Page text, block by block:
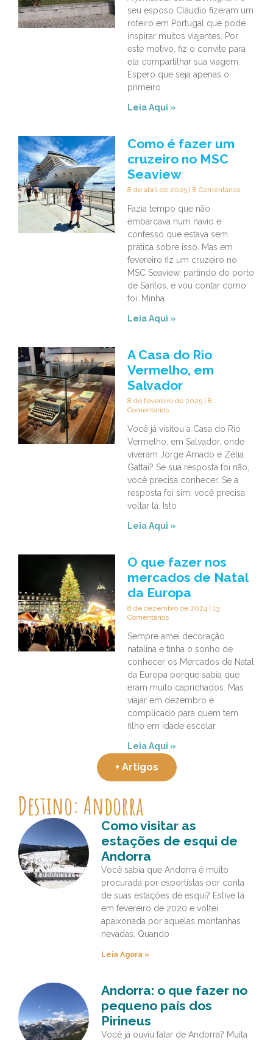
seu esposo Cláudio fizeram um
roteiro em Portugal que pode
inspirar muitos viajantes. Por
este motivo, fiz o convite para
ela compartilhar sua viagem.
Espero que seja apenas o
primeiro
Leia Aqui »
Como é fazer um
cruzeiro no MSC
Seaview
8 de abril de 2025 8 Comentários
Fazia tempo que não
embarcava num navio e
confesso que estava sem
prática sobre isso. Mas em
fevereiro fiz um cruzeiro no
MSC Seaview, partindo do porto
de Santos, e vou contar como
foi. Minha
Leia Aqui »
A Casa do Rio
Vermelho, em
Salvador
8 de fevereiro de 2025
8
Comentários
Você já visitou a Casa do Rio
Vermelho, em Salvador, onde
viveram Jorge Amado e Zélia
Gattai? Se sua resposta foi não,
você precisa conhecer. Se a
resposta foi sim, você precisa
voltar lá. Isto
Leia Aqui »
O que fazer nos
mercados de Natal
da Europa
8 de dezembro de 2024
13
Comentários
Sempre amei decoração
natalina e tinha o sonho de
conhecer os Mercados de Natal
da Europa porque sabia que
eram muito caprichados. Mas
viajar em dezembro é
complicado para quem tem
filho em idade escolar.
Leia Aqui »
+ Artigos
Destino: Andorra
Como visitar as
estações de esqui de
Andorra
Você sabia que Andorra é muito
procurada por esportistas por conta
de suas estações de esqui? Estive lá
em fevereiro de 2020 e voltei
apaixonada por aquelas montanhas
nevadas. Quando
Leia Agora »
Andorra: o que fazer no
pequeno país dos
Pirineus
Você já ouviu falar de Andorra? Muita